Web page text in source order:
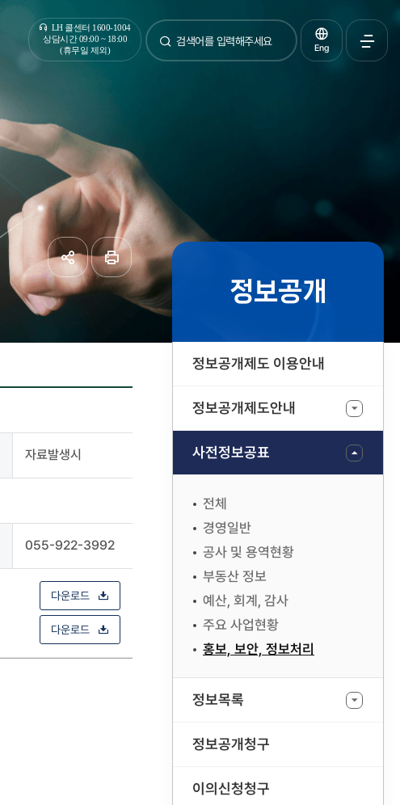
LH 콜센터 1600-1004
상담시간 09:00 ~ 18:00
(휴무일 제외)
통합검색
검색 Eng
정보공개
정보공개제도 이용안내
정보공개제도안내
사전정보공표
전체
경영일반
공사 및 용역현황
부동산 정보
예산, 회계, 감사
주요 사업현황
홍보, 보안, 정보처리
정보목록
정보공개청구
이의신청청구
공유하기페이지
자료발생시
055-922-3992
다운로드
다운로드